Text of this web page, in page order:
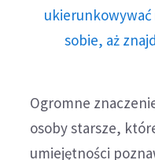
ukierunkowywać
sobie, aż
Ogromne
osoby starsze,
umiejętności